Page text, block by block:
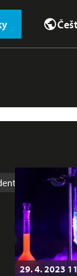
Tábor
29. 4. 2023